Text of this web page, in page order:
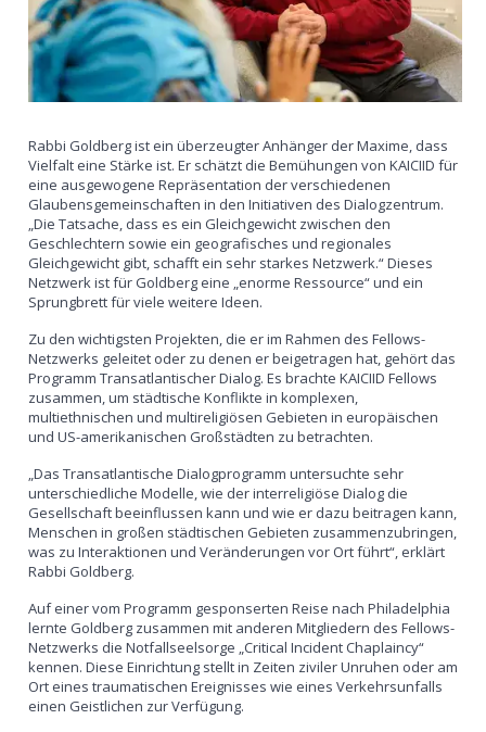
Rabbi Goldberg ist ein überzeugter Anhänger der Maxime, dass
Vielfalt eine Stärke ist. Er schätzt die Bemühungen von KAICIID für
eine ausgewogene Repräsentation der verschiedenen
Glaubensgemeinschaften in den Initiativen des Dialogzentrum.
„Die Tatsache, dass es ein Gleichgewicht zwischen den
Geschlechtern sowie ein geografisches und regionales
Gleichgewicht gibt, schafft ein sehr starkes Netzwerk.“ Dieses
Netzwerk ist für Goldberg eine „enorme Ressource“ und ein
Sprungbrett für viele weitere Ideen.
Zu den wichtigsten Projekten, die er im Rahmen des Fellows-
Netzwerks geleitet oder zu denen er beigetragen hat, gehört das
Programm Transatlantischer Dialog. Es brachte KAICIID Fellows
zusammen, um städtische Konflikte in komplexen,
multiethnischen und multireligiösen Gebieten in europäischen
und US-amerikanischen Großstädten zu betrachten.
„Das Transatlantische Dialogprogramm untersuchte sehr
unterschiedliche Modelle, wie der interreligiöse Dialog die
Gesellschaft beeinflussen kann und wie er dazu beitragen kann,
Menschen in großen städtischen Gebieten zusammenzubringen,
was zu Interaktionen und Veränderungen vor Ort führt“, erklärt
Rabbi Goldberg.
Auf einer vom Programm gesponserten Reise nach Philadelphia
lernte Goldberg zusammen mit anderen Mitgliedern des Fellows-
Netzwerks die Notfallseelsorge „Critical Incident Chaplaincy“
kennen. Diese Einrichtung stellt in Zeiten ziviler Unruhen oder am
Ort eines traumatischen Ereignisses wie eines Verkehrsunfalls
einen Geistlichen zur Verfügung.